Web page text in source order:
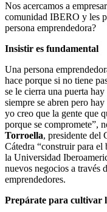
Nos acercamos a
comunidad IBERO y les
persona emprendedora?
Insistir es fundamental
Una persona
hace porque si no tiene
se le cierra una puerta
siempre se abren pero
yo creo que la gente que
porque se compromete”,
Torroella, presidente del
Cátedra “construir para
la Universidad
nuevos negocios a través
emprendedores.
Prepárate para cultivar